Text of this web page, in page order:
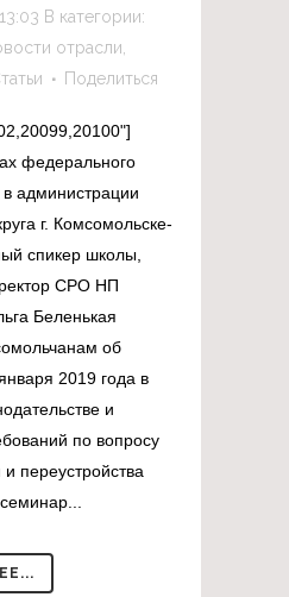
В категории:
отрасли
Поделиться
федерального
администрации
г. Комсомольске-
спикер школы,
СРО НП
Беленькая
об
2019 года в
и
по вопросу
переустройства